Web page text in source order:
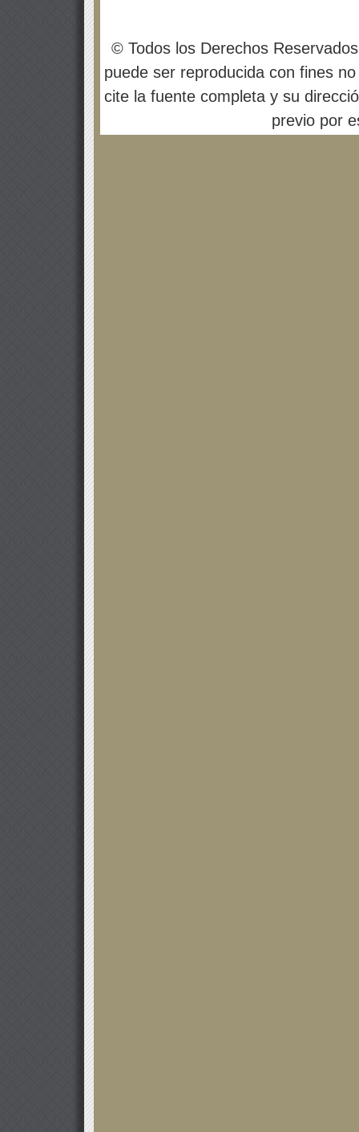
© Todos los Derechos
puede ser reproducida con fines
cite la fuente completa y su
previo por